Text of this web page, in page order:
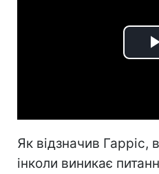
Як відзначив Гарріс,
інколи виникає